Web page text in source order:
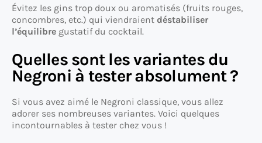
Évitez les gins trop doux ou aromatisés (fruits rouges,
concombres, etc.) qui viendraient déstabiliser
l’équilibre gustatif du cocktail.
Quelles sont les variantes du
Negroni à tester absolument ?
Si vous avez aimé le Negroni classique, vous allez
adorer ses nombreuses variantes. Voici quelques
incontournables à tester chez vous !